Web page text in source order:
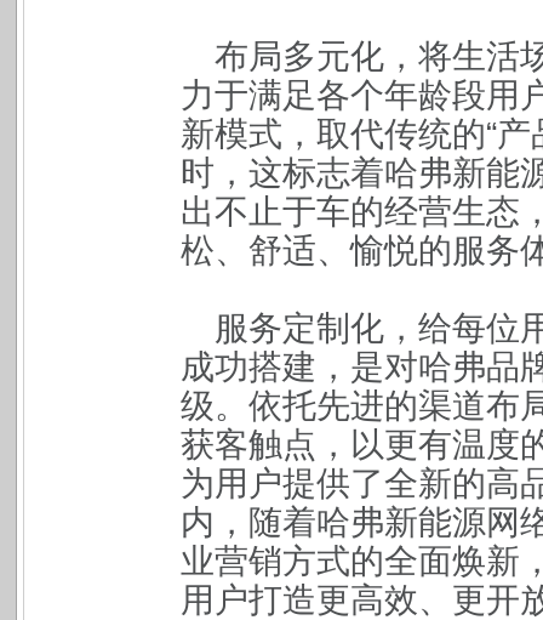
布局多元化，将生活
力于满足各个年龄段用
新模式，取代传统的“
时，这标志着哈弗新能
出不止于车的经营生态
松、舒适、愉悦的服务
服务定制化，给每位
成功搭建，是对哈弗品
级。依托先进的渠道布
获客触点，以更有温度
为用户提供了全新的高
内，随着哈弗新能源网
业营销方式的全面焕新
用户打造更高效、更开